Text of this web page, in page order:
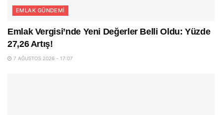
EMLAK GÜNDEMI
Emlak Vergisi’nde Yeni Değerler Belli Oldu: Yüzde
27,26 Artış!
7 AĞUSTOS 2026 - 17:07